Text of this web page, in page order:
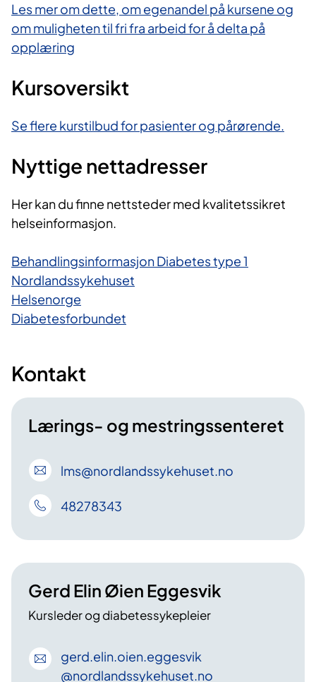
Les mer om dette, om egenandel på kursene og
om muligheten til fri fra arbeid for å delta på
opplæring
Kursoversikt
Se flere kurstilbud for pasienter og pårørende.
Nyttige nettadresser
Her kan du finne nettsteder med kvalitetssikret
helseinformasjon.
Behandlingsinformasjon Diabetes type 1
Nordlandssykehuset
Helsenorge
Diabetesforbundet
Kontakt
Lærings- og mestringssenteret
lms@nordlandssykehuset.no
48278343
Gerd Elin Øien Eggesvik
Kursleder og diabetessykepleier
gerd.elin.oien.eggesvik
@nordlandssykehuset.no